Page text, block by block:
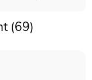
(69)